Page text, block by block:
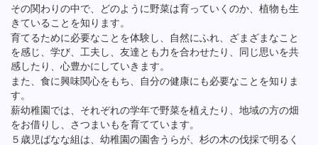
その関わりの中で、どのように野菜は育っていくのか、植物も生
きていることを知ります。
育てるために必要なことを体験し、自然にふれ、ざまざまなこと
を感じ、学び、工夫し、友達とも力を合わせたり、同じ思いを共
感したり、心豊かにしていきます。
また、食に興味関心をもち、自分の健康にも必要なことを知りま
す。
薪幼稚園では、それぞれの学年で野菜を植えたり、地域の方の畑
をお借りし、さつまいもを育てています。
５歳児ばなな組は、幼稚園の園舎うらが、杉の木の伐採で明るく